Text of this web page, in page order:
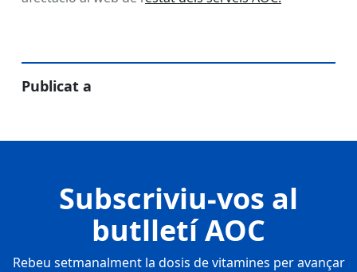
Publicat a
Subscriviu-vos al
butlletí AOC
Rebeu setmanalment la dosis de vitamines per avançar